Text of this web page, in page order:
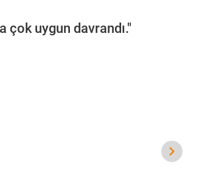
uygun davrandı."